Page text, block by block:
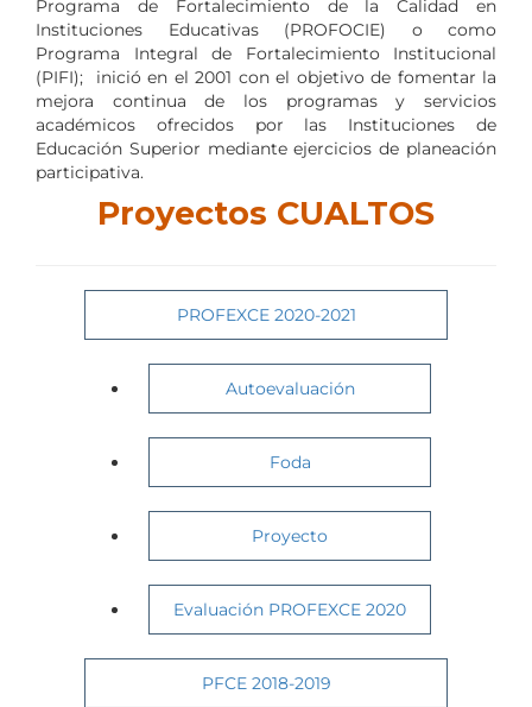
Programa de Fortalecimiento de la Calidad en
Instituciones Educativas (PROFOCIE) o como
Programa Integral de Fortalecimiento Institucional
(PIFI); inició en el 2001 con el objetivo de fomentar la
mejora continua de los programas y servicios
académicos ofrecidos por las Instituciones de
Educación Superior mediante ejercicios de planeación
participativa.
Proyectos CUALTOS
PROFEXCE 2020-2021
Autoevaluación
Foda
Proyecto
Evaluación PROFEXCE 2020
PFCE 2018-2019